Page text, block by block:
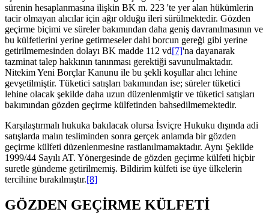
sürenin hesaplanmasına ilişkin BK m. 223 'te yer alan hükümlerin
tacir olmayan alıcılar için ağır olduğu ileri sürülmektedir. Gözden
geçirme biçimi ve süreler bakımından daha geniş davranılmasının ve
bu külfetlerini yerine getirmeseler dahi borcun gereği gibi yerine
getirilmemesinden dolayı BK madde 112 vd[7]'na dayanarak
tazminat talep hakkının tanınması gerektiği savunulmaktadır.
Nitekim Yeni Borçlar Kanunu ile bu şekli koşullar alıcı lehine
gevşetilmiştir. Tüketici satışları bakımından ise; süreler tüketici
lehine olacak şekilde daha uzun düzenlenmiştir ve tüketici satışları
bakımından gözden geçirme külfetinden bahsedilmemektedir.
Karşılaştırmalı hukuka bakılacak olursa İsviçre Hukuku dışında adi
satışlarda malın tesliminden sonra gerçek anlamda bir gözden
geçirme külfeti düzenlenmesine rastlanılmamaktadır. Aynı Şekilde
1999/44 Sayılı AT. Yönergesinde de gözden geçirme külfeti hiçbir
suretle gündeme getirilmemiş. Bildirim külfeti ise üye ülkelerin
tercihine bırakılmıştır.[8]
GÖZDEN GEÇİRME KÜLFETİ